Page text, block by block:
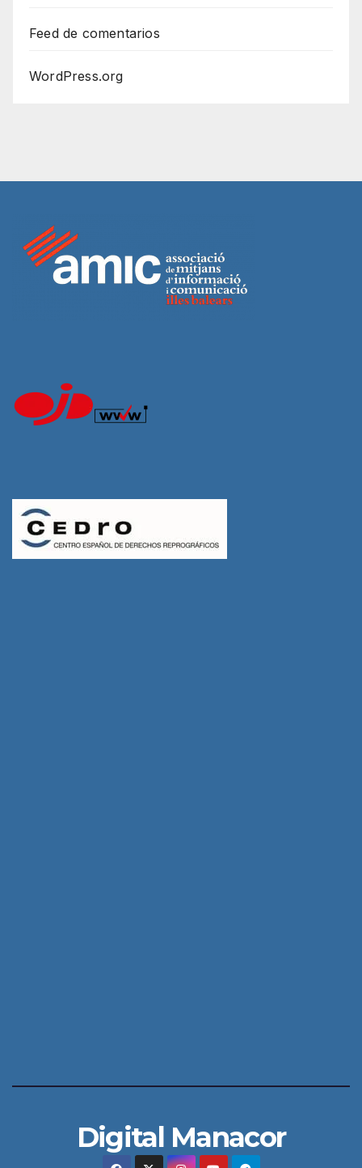
Feed de comentarios
WordPress.org
Digital Manacor